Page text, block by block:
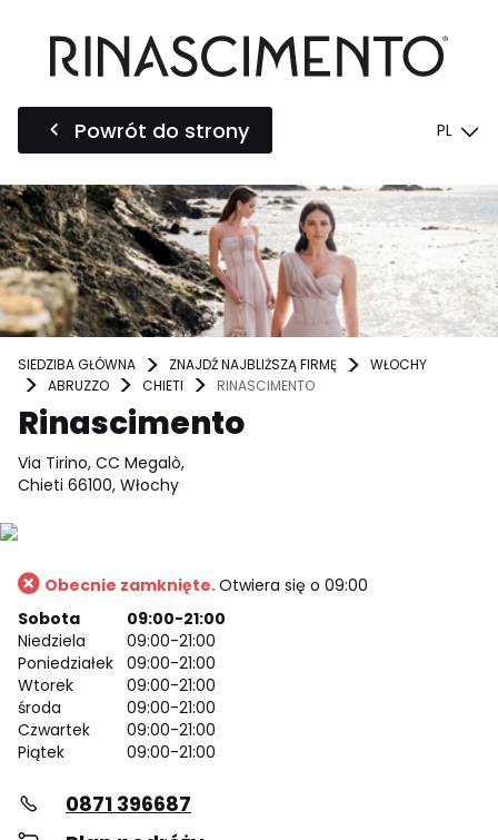
Powrót do strony PL
SIEDZIBA GŁÓWNA ZNAJDŹ NAJBLIŻSZĄ FIRMĘ
WŁOCHY
ABRUZZO
CHIETI RINASCIMENTO
Rinascimento
Via Tirino, CC Megalò,
Chieti 66100, Włochy
Obecnie zamknięte.Otwiera się o 09:00
Sobota
09:00-21:00
Niedziela
09:00-21:00
Poniedziałek 09:00-21:00
Wtorek
09:00-21:00
środa
09:00-21:00
Czwartek
09:00-21:00
Piątek
09:00-21:00
0871 396687